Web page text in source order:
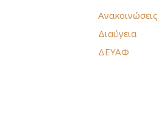
Ανακοινώσεις
Διαύγεια
ΔΕΥΑΦ